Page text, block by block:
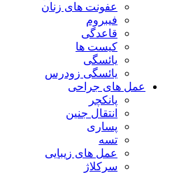
عفونت های زنان
فیبروم
قاعدگی
کیست ها
یائسگی
یائسگی زودرس
عمل های جراحی
پانکچر
انتقال جنین
پساری
تسه
عمل های زیبایی
سرکلاژ